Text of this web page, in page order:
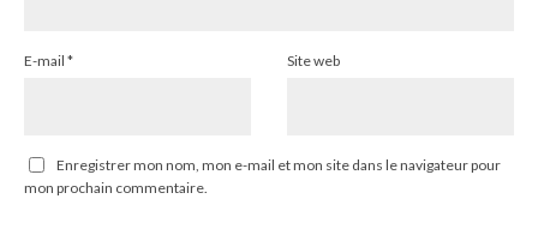
E-mail * Site web
Enregistrer mon nom, mon e-mail et mon site dans le navigateur pour
mon prochain commentaire.